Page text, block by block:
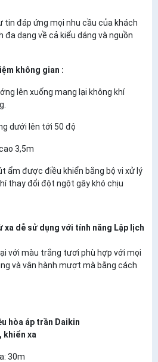
tin đáp ứng mọi nhu cầu của khách
đa dạng về cả kiểu dáng và nguồn
không gian :
lên xuống mang lại không khí
dưới lên tới 50 độ
3,5m
ẩm được điều khiển bằng bộ vi xử lý
thay đổi đột ngột gây khó chịu
dễ sử dụng với tính năng Lập lịch
với màu trắng tươi phù hợp với mọi
và vận hành mượt mà bằng cách
hòa áp trần Daikin
khiển xa
30m